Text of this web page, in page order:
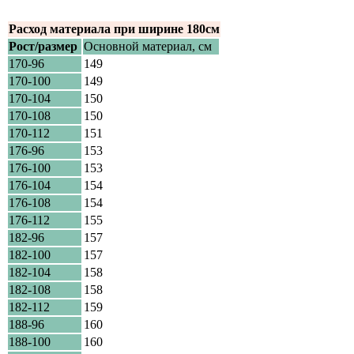
Расход материала при ширине 180см
Рост/размер Основной материал, см
170-96
149
170-100
149
170-104
150
170-108
150
170-112
151
176-96
153
176-100
153
176-104
154
176-108
154
176-112
155
182-96
157
182-100
157
182-104
158
182-108
158
182-112
159
188-96
160
188-100
160